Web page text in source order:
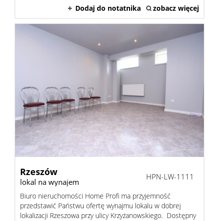
Dodaj do notatnika zobacz więcej
Rzeszów
lokal na wynajem
HPN-LW-1111
Biuro nieruchomości Home Profi ma przyjemność
przedstawić Państwu ofertę wynajmu lokalu w dobrej
lokalizacji Rzeszowa przy ulicy Krzyżanowskiego. Dostępny